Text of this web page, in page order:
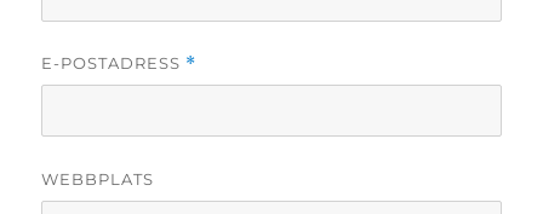
E-POSTADRESS *
WEBBPLATS